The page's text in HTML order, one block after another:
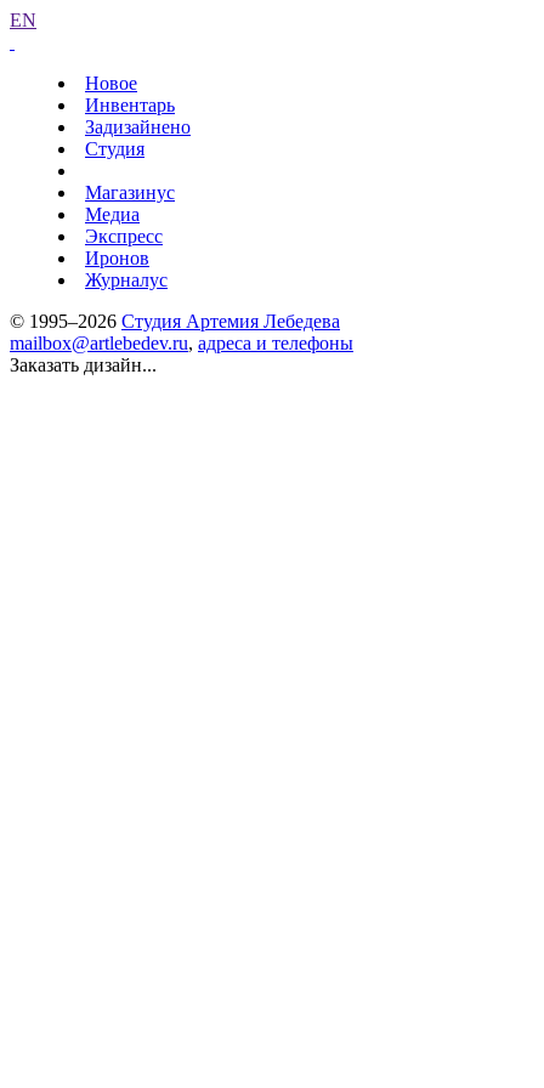
EN
Новое
Инвентарь
Задизайнено
Студия
Магазинус
Медиа
Экспресс
Иронов
Журналус
© 1995–2026 Студия Артемия Лебедева
mailbox@artlebedev.ru, адреса и телефоны
Заказать дизайн...